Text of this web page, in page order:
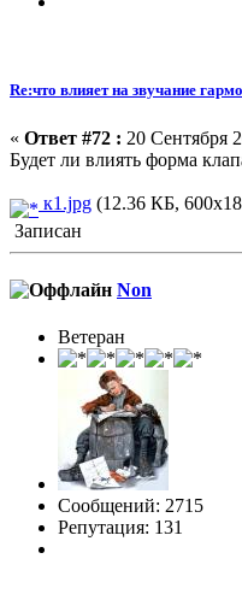
Re:что влияет на звучание
« Ответ #72 : 20 Сентября
Будет ли влиять форма
к1.jpg (12.36 КБ,
Записан
Non
Ветеран
Сообщений: 2715
Репутация: 131